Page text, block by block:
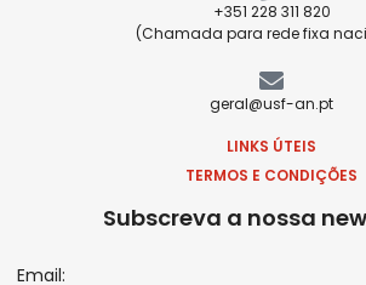
+351 228 311 820
(Chamada para rede fixa
geral@usf-an.pt
LINKS ÚTEIS
TERMOS E CONDIÇÕES
Subscreva a nossa
Email: